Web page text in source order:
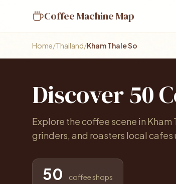
Coffee Machine Map
Home/Thailand/Kham Thale So
Discover 50
Explore the coffee scene in Kham
grinders, and roasters local cafes
50 coffee shops